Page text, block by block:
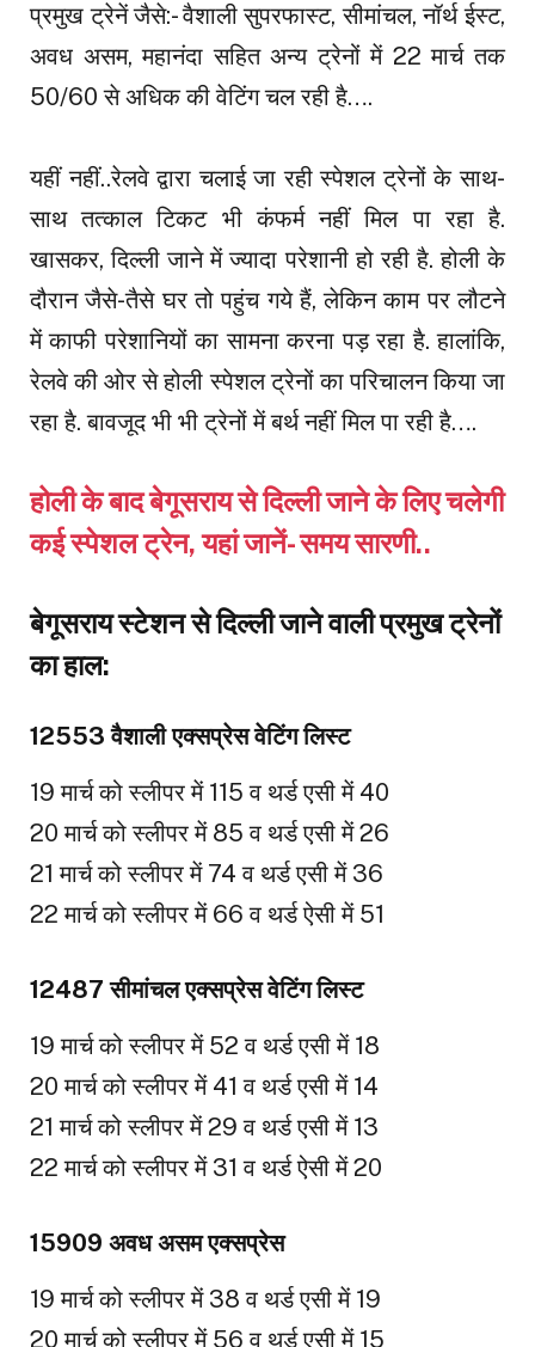
प्रमुख ट्रेनें जैसे:- वैशाली सुपरफास्ट, सीमांचल, नॉर्थ ईस्ट,
अवध असम, महानंदा सहित अन्य ट्रेनों में 22 मार्च तक
50/60 से अधिक की वेटिंग चल रही है….
यहीं नहीं..रेलवे द्वारा चलाई जा रही स्पेशल ट्रेनों के साथ-
साथ तत्काल टिकट भी कंफर्म नहीं मिल पा रहा है.
खासकर, दिल्ली जाने में ज्यादा परेशानी हो रही है. होली के
दौरान जैसे-तैसे घर तो पहुंच गये हैं, लेकिन काम पर लौटने
में काफी परेशानियों का सामना करना पड़ रहा है. हालांकि,
रेलवे की ओर से होली स्पेशल ट्रेनों का परिचालन किया जा
रहा है. बावजूद भी भी ट्रेनों में बर्थ नहीं मिल पा रही है….
होली के बाद बेगूसराय से दिल्ली जाने के लिए चलेगी
कई स्पेशल ट्रेन, यहां जानें- समय सारणी..
बेगूसराय स्टेशन से दिल्ली जाने वाली प्रमुख ट्रेनों
का हाल:
12553 वैशाली एक्सप्रेस वेटिंग लिस्ट
19 मार्च को स्लीपर में 115 व थर्ड एसी में 40
20 मार्च को स्लीपर में 85 व थर्ड एसी में 26
21 मार्च को स्लीपर में 74 व थर्ड एसी में 36
22 मार्च को स्लीपर में 66 व थर्ड ऐसी में 51
12487 सीमांचल एक्सप्रेस वेटिंग लिस्ट
19 मार्च को स्लीपर में 52 व थर्ड एसी में 18
20 मार्च को स्लीपर में 41 व थर्ड एसी में 14
21 मार्च को स्लीपर में 29 व थर्ड एसी में 13
22 मार्च को स्लीपर में 31 व थर्ड ऐसी में 20
15909 अवध असम एक्सप्रेस
19 मार्च को स्लीपर में 38 व थर्ड एसी में 19
20 मार्च को स्लीपर में 56 व थर्ड एसी में 15